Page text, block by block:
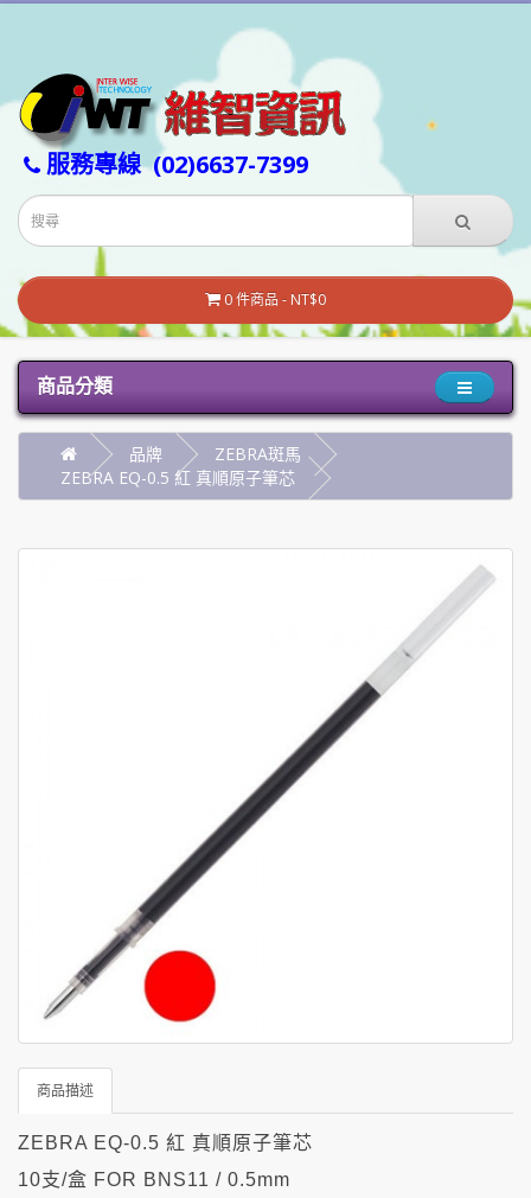
服務專線(02)6637-7399
0 件商品 - NT$0
商品分類
品牌
ZEBRA斑馬
ZEBRA EQ-0.5 紅 真順原子筆芯
商品描述
ZEBRA EQ-0.5 紅 真順原子筆芯
10支/盒 FOR BNS11 / 0.5mm